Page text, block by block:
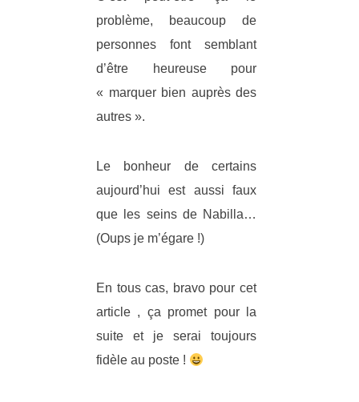
problème, beaucoup de
personnes font semblant
d’être heureuse pour
« marquer bien auprès des
autres ».
Le bonheur de certains
aujourd’hui est aussi faux
que les seins de Nabilla…
(Oups je m’égare !)
En tous cas, bravo pour cet
article , ça promet pour la
suite et je serai toujours
fidèle au poste !